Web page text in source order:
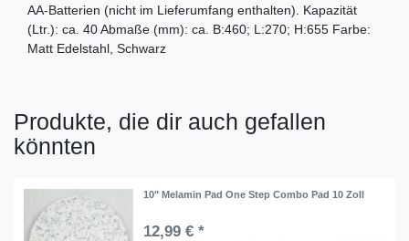
AA-Batterien (nicht im Lieferumfang enthalten). Kapazität
(Ltr.): ca. 40 Abmaße (mm): ca. B:460; L:270; H:655 Farbe:
Matt Edelstahl, Schwarz
Produkte, die dir auch gefallen
könnten
10" Melamin Pad One Step Combo Pad 10 Zoll
12,99 € *